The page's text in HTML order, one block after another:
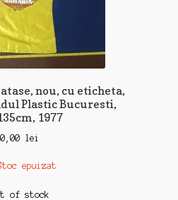
nou, cu eticheta,
Plastic Bucuresti,
1977
0,00 lei
epuizat
of stock